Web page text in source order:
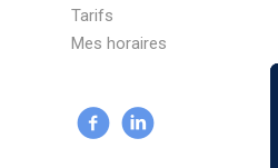
Tarifs
Mes horaires